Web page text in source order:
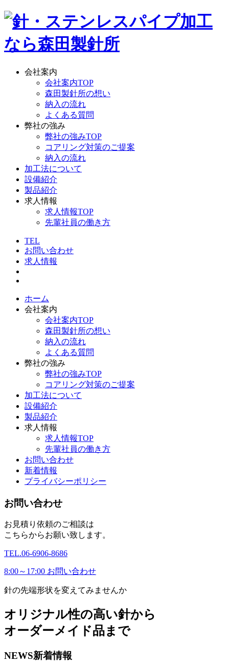
会社案内
会社案内TOP
森田製針所の想い
納入の流れ
よくある質問
弊社の強み
弊社の強みTOP
コアリング対策のご提案
納入の流れ
加工法について
設備紹介
製品紹介
求人情報
求人情報TOP
先輩社員の働き方
TEL
お問い合わせ
求人情報
ホーム
会社案内
会社案内TOP
森田製針所の想い
納入の流れ
よくある質問
弊社の強み
弊社の強みTOP
コアリング対策のご提案
加工法について
設備紹介
製品紹介
求人情報
求人情報TOP
先輩社員の働き方
お問い合わせ
新着情報
プライバシーポリシー
お問い合わせ
お見積り依頼のご相談は
こちらからお願い致します。
TEL.06-6906-8686
8:00～17:00 お問い合わせ
針の先端形状を変えてみませんか
オリジナル性の高い針から
オーダーメイド品まで
NEWS新着情報